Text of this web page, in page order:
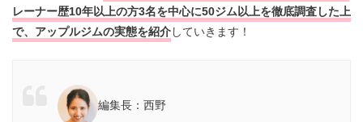
海外モデルのようなキレイなカラダを作るた
めのメソッド
アップルジムは1番人気のコースがすべて込みで
レーナー歴10年以上の方3名を中心に50ジム以上を徹底調査した上
で、アップルジムの実態を紹介していきます！
編集長：西野